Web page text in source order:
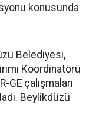
konusunda
Belediyesi,
Koordinatörü
GE çalışmaları
Beylikdüzü